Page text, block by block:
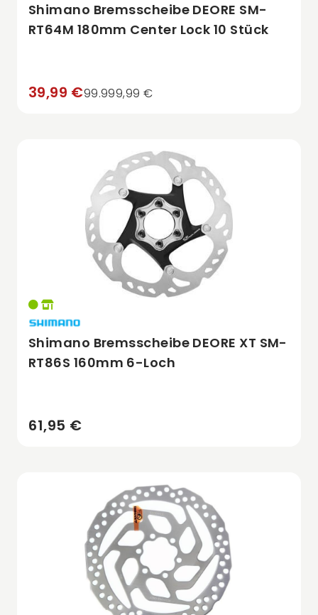
Shimano Bremsscheibe DEORE SM-
RT64M 180mm Center Lock 10 Stück
39,99 €99.999,99 €
Shimano Bremsscheibe DEORE XT SM-
RT86S 160mm 6-Loch
61,95 €